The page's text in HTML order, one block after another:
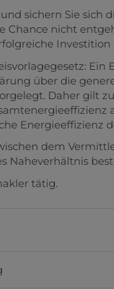
sichern Sie sich
Chance nicht
über die
Daher gilt
Energieeffizienz
dem
Naheverhältnis
tätig.